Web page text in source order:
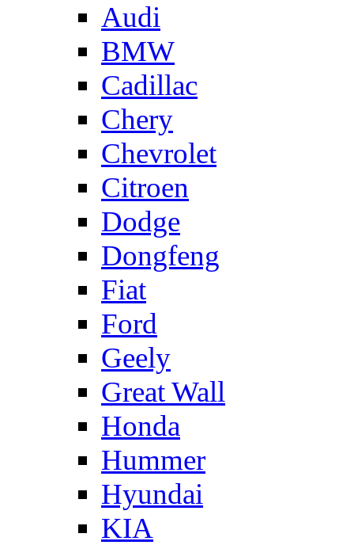
Audi
BMW
Cadillac
Chery
Chevrolet
Citroen
Dodge
Dongfeng
Fiat
Ford
Geely
Great Wall
Honda
Hummer
Hyundai
KIA